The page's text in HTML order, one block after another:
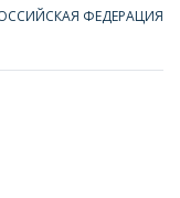
ФЕДЕРАЦИЯ